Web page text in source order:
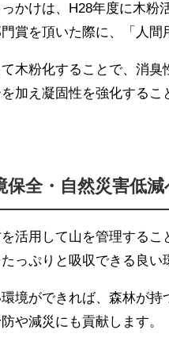
かけは、H28年度に木粉
門賞を頂いた際に、「人
木粉化することで、消
加え凝固性を強化する
保全・自然災害低
活用して山を管理するこ
っぷりと吸収できる良い
環境ができれば、森林が
や減災にも貢献します。